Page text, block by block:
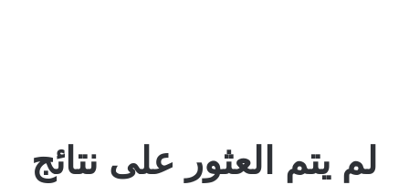
لم يتم العثور على نتائج